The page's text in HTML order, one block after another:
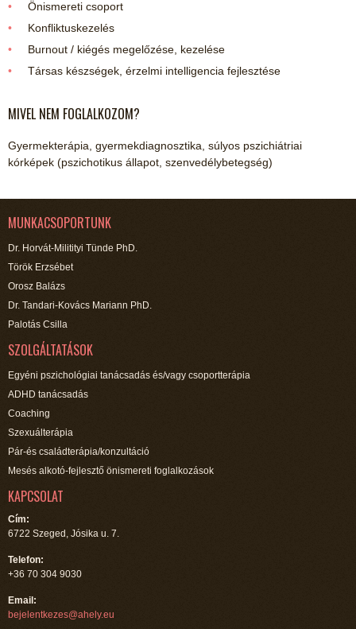
Önismereti csoport
Konfliktuskezelés
Burnout / kiégés megelőzése, kezelése
Társas készségek, érzelmi intelligencia fejlesztése
MIVEL NEM FOGLALKOZOM?
Gyermekterápia, gyermekdiagnosztika, súlyos pszichiátriai
kórképek (pszichotikus állapot, szenvedélybetegség)
MUNKACSOPORTUNK
Dr. Horvát-Militityi Tünde PhD.
Török Erzsébet
Orosz Balázs
Dr. Tandari-Kovács Mariann PhD.
Palotás Csilla
SZOLGÁLTATÁSOK
Egyéni pszichológiai tanácsadás és/vagy csoportterápia
ADHD tanácsadás
Coaching
Szexuálterápia
Pár-és családterápia/konzultáció
Mesés alkotó-fejlesztő önismereti foglalkozások
KAPCSOLAT
Cím:
6722 Szeged, Jósika u. 7.
Telefon:
+36 70 304 9030
Email:
bejelentkezes@ahely.eu